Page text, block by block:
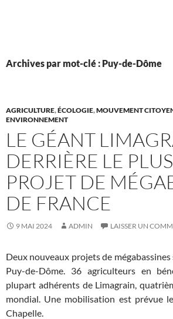
Archives par mot-clé : Puy-de-Dôme
AGRICULTURE,ÉCOLOGIE,MOUVEMENT
ENVIRONNEMENT
LE GÉANT
DERRIÈRE LE
PROJET DE
DE FRANCE
9 MAI 2024 ADMIN LAISSER UN
Deux nouveaux projets de mégabassines
Puy-de-Dôme. 36 agriculteurs en
plupart adhérents de Limagrain,
mondial. Une mobilisation est prévue
Chapelle.